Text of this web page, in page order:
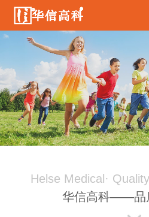
Helse Medical·
华信高科——品